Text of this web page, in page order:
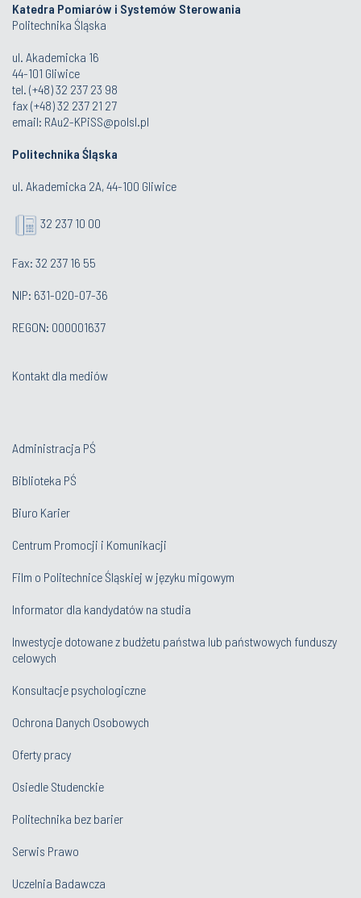
Katedra Pomiarów i Systemów Sterowania
Politechnika Śląska
ul. Akademicka 16
44-101 Gliwice
tel. (+48) 32 237 23 98
fax (+48) 32 237 21 27
email: RAu2-KPiSS@polsl.pl
Politechnika Śląska
ul. Akademicka 2A, 44-100 Gliwice
32 237 10 00
Fax: 32 237 16 55
NIP: 631-020-07-36
REGON: 000001637
Kontakt dla mediów
Administracja PŚ
Biblioteka PŚ
Biuro Karier
Centrum Promocji i Komunikacji
Film o Politechnice Śląskiej w języku migowym
Informator dla kandydatów na studia
Inwestycje dotowane z budżetu państwa lub państwowych funduszy
celowych
Konsultacje psychologiczne
Ochrona Danych Osobowych
Oferty pracy
Osiedle Studenckie
Politechnika bez barier
Serwis Prawo
Uczelnia Badawcza